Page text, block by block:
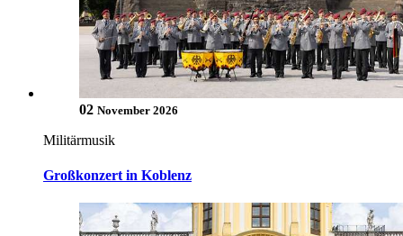
02 November 2026
Militärmusik
Großkonzert in Koblenz